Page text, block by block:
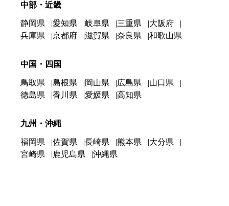
中部・近畿
静岡県 愛知県 岐阜県 三重県
大阪府
兵庫県
京都府 滋賀県 奈良県 和歌山県
中国・四国
鳥取県 島根県 岡山県 広島県
山口県
徳島県
香川県 愛媛県 高知県
九州・沖縄
福岡県 佐賀県 長崎県 熊本県
大分県
宮崎県
鹿児島県 沖縄県